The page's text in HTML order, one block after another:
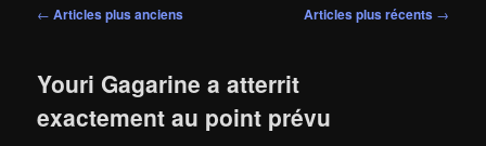
Navigation
← Articles plus anciens Articles plus récents →
Youri Gagarine a atterrit
exactement au point prévu